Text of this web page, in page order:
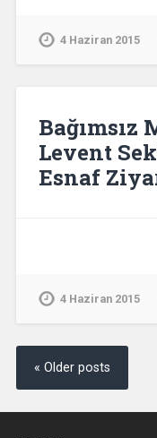
4 Haziran 2015
Levent
Esnaf
4 Haziran 2015
« Older posts